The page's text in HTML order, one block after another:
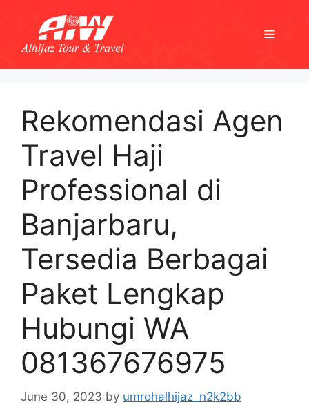
content
Menu
Rekomendasi Agen
Travel Haji
Professional di
Banjarbaru,
Tersedia Berbagai
Paket Lengkap
Hubungi WA
081367676975
June 30, 2023 by umrohalhijaz_n2k2bb